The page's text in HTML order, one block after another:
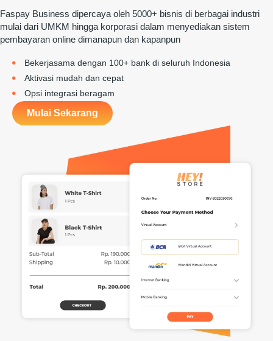
Faspay Business dipercaya oleh 5000+ bisnis di berbagai industri
mulai dari UMKM hingga korporasi dalam menyediakan sistem
pembayaran online dimanapun dan kapanpun
Bekerjasama dengan 100+ bank di seluruh Indonesia
Aktivasi mudah dan cepat
Opsi integrasi beragam
Mulai Sekarang